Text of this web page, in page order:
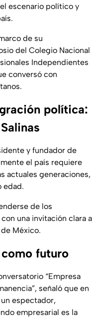
escenario político y
de su
del Colegio Nacional
Independientes
conversó con
política:
y fundador de
el país requiere
actuales generaciones,
edad.
de los
una invitación clara a
México.
futuro
“Empresa
señaló que en
espectador,
empresarial es la